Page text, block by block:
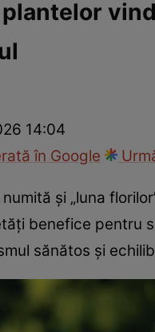
14:04
în Google
şi „luna
benefice pentru
sănătos şi